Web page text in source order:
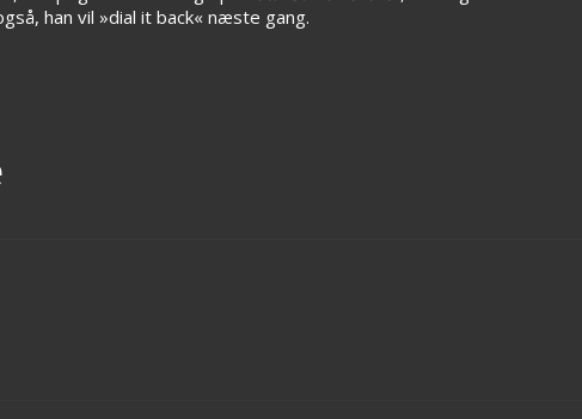
han vil »dial it back« næste gang.